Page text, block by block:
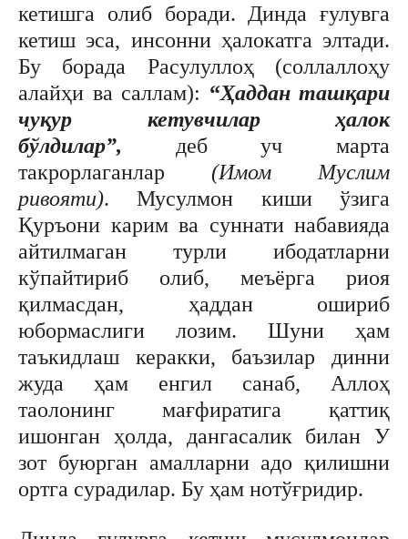
кетишга олиб боради. Динда ғулувга
кетиш эса, инсонни ҳалокатга элтади.
Бу борада Расулуллоҳ (соллаллоҳу
алайҳи ва саллам): “Ҳаддан ташқари
чуқур кетувчилар ҳалок
бўлдилар”,
деб уч марта
такрорлаганлар (Имом Муслим
ривояти). Мусулмон киши ўзига
Қуръони карим ва суннати набавияда
айтилмаган турли ибодатларни
кўпайтириб олиб, меъёрга риоя
қилмасдан, ҳаддан ошириб
юбормаслиги лозим. Шуни ҳам
таъкидлаш керакки, баъзилар динни
жуда ҳам енгил санаб, Аллоҳ
таолонинг мағфиратига қаттиқ
ишонган ҳолда, дангасалик билан У
зот буюрган амалларни адо қилишни
ортга сурадилар. Бу ҳам нотўғридир.